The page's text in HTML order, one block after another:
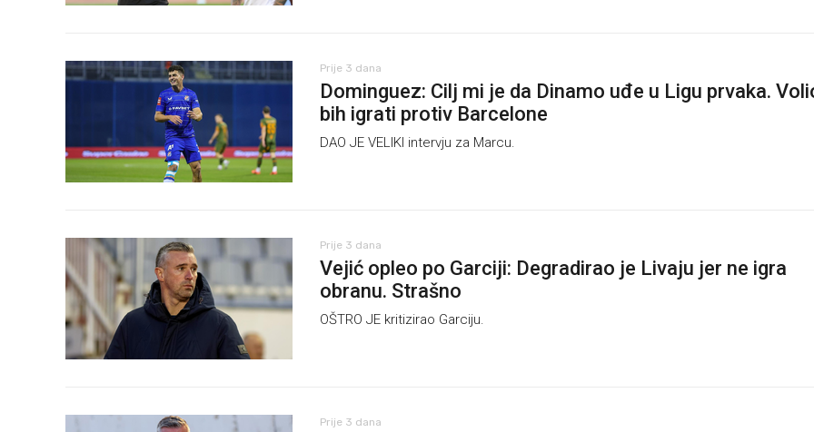
Prije 3 dana
Dominguez: Cilj mi je da Dinamo uđe u Ligu prvaka.
bih igrati protiv Barcelone
DAO JE VELIKI intervju za Marcu.
Prije 3 dana
Vejić opleo po Garciji: Degradirao je Livaju jer ne igra
obranu. Strašno
OŠTRO JE kritizirao Garciju.
Prije 3 dana